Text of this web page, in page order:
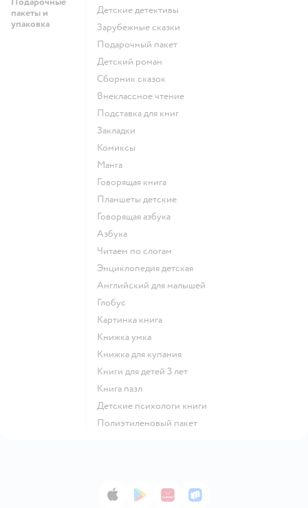
пакеты и
упаковка
детские детективы
зарубежные сказки
подарочный пакет
детский роман
сборник сказок
внеклассное чтение
подставка для книг
закладки
комиксы
манга
говорящая книга
Планшеты детские
говорящая азбука
азбука
читаем по слогам
энциклопедия детская
английский для малышей
глобус
картинка книга
книжка умка
книжка для купания
книги для детей 3 лет
книга пазл
детские психологи книги
полиэтиленовый пакет
App StoreGoogle Play
AppGallery
RuStore